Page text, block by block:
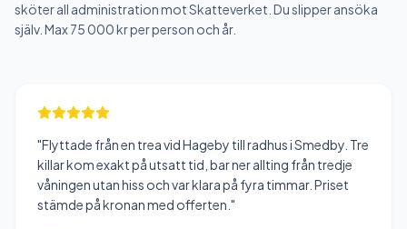
sköter all administration mot Skatteverket. Du slipper ansöka
själv. Max 75 000 kr per person och år.
"Flyttade från en trea vid Hageby till radhus i Smedby. Tre
killar kom exakt på utsatt tid, bar ner allting från tredje
våningen utan hiss och var klara på fyra timmar. Priset
stämde på kronan med offerten. "